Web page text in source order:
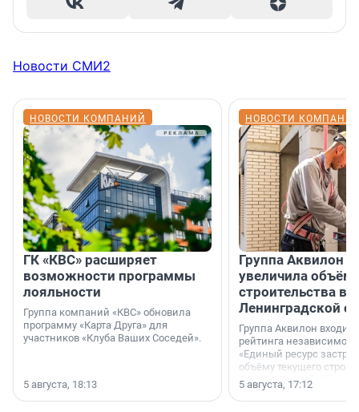
Новости СМИ2
НОВОСТИ КОМПАНИЙ
ГК «КВС» расширяет
возможности программы
лояльности
Группа компаний «КВС» обновила
программу «Карта Друга» для
участников «Клуба Ваших Соседей».
5 августа, 18:13
НОВОСТИ
Группа Аквилон
увеличила объём
строительства в
Ленинградской
Группа Аквилон входит
рейтинга независимого
«Единый ресурс
объёму текущего
Ленинградской
время компания
185 429 кв. метров
5 августа, 17:12